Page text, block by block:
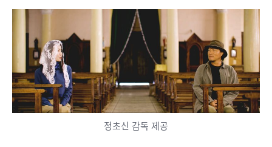
정초신 감독 제공